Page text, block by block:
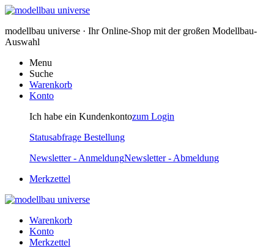
modellbau universe · Ihr Online-Shop mit der großen Modellbau-
Auswahl
Menu
Suche
Warenkorb
Konto
Ich habe ein Kundenkontozum Login
Statusabfrage Bestellung
Newsletter - AnmeldungNewsletter - Abmeldung
Merkzettel
Warenkorb
Konto
Merkzettel